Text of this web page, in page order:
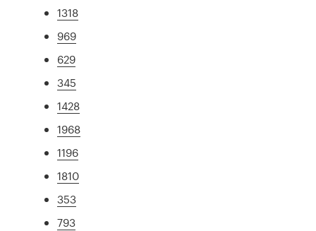
1318
969
629
345
1428
1968
1196
1810
353
793